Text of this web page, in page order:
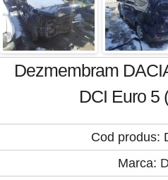
Dezmembram
DCI Euro 5
Cod produs:
Marca: